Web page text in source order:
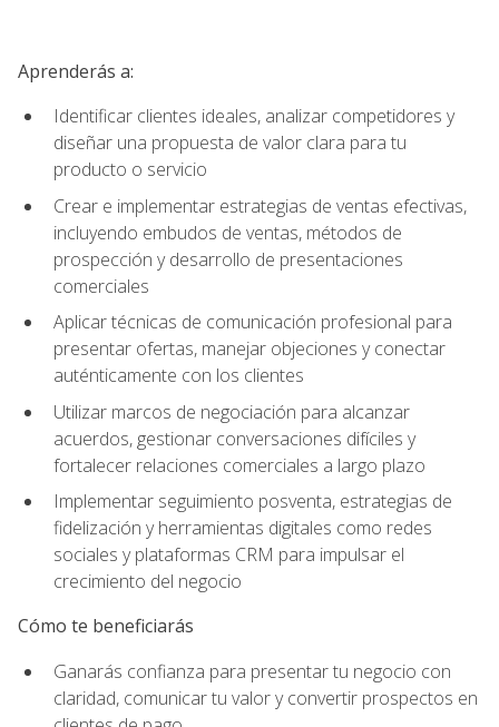
Aprenderás a:
Identificar clientes ideales, analizar competidores y
diseñar una propuesta de valor clara para tu
producto o servicio
Crear e implementar estrategias de ventas efectivas,
incluyendo embudos de ventas, métodos de
prospección y desarrollo de presentaciones
comerciales
Aplicar técnicas de comunicación profesional para
presentar ofertas, manejar objeciones y conectar
auténticamente con los clientes
Utilizar marcos de negociación para alcanzar
acuerdos, gestionar conversaciones difíciles y
fortalecer relaciones comerciales a largo plazo
Implementar seguimiento posventa, estrategias de
fidelización y herramientas digitales como redes
sociales y plataformas CRM para impulsar el
crecimiento del negocio
Cómo te beneficiarás
Ganarás confianza para presentar tu negocio con
claridad, comunicar tu valor y convertir prospectos en